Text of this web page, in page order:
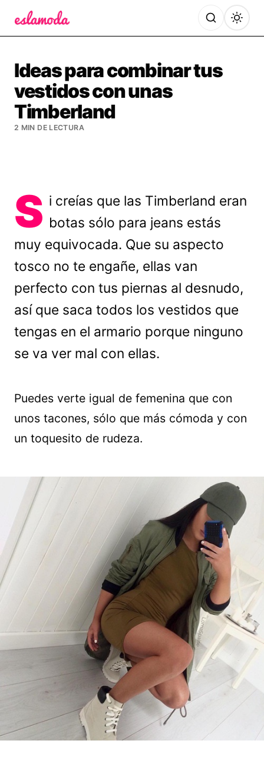
Ideas para combinar tus
vestidos con unas
Timberland
2 MIN DE LECTURA
S i creías que las Timberland eran
botas sólo para jeans estás
muy equivocada. Que su aspecto
tosco no te engañe, ellas van
perfecto con tus piernas al desnudo,
así que saca todos los vestidos que
tengas en el armario porque ninguno
se va ver mal con ellas.
Puedes verte igual de femenina que con
unos tacones, sólo que más cómoda y con
un toquesito de rudeza.